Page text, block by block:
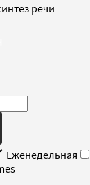
речи
Еженедельная